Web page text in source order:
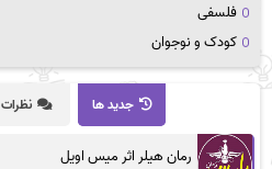
فلسفی
کودک و نوجوان
جدید ها نظرات
رمان هیلر اثر میس اویل